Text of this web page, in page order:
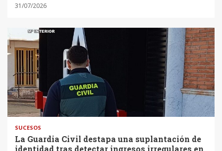
31/07/2026
SUCESOS
La Guardia Civil destapa una suplantación de
identidad tras detectar ingresos irregulares en